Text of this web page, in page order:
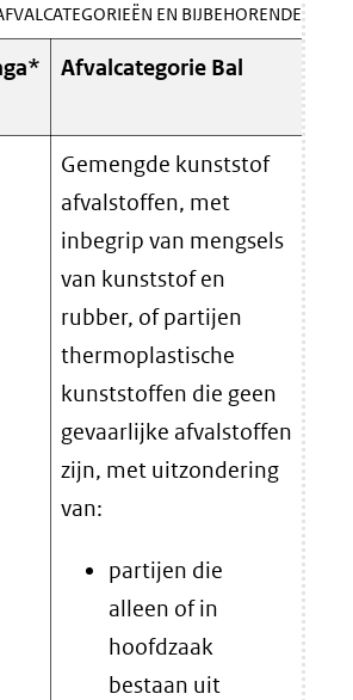
EN BIJBEHORENDE
Afvalcategorie Bal
Gemengde kunststof
afvalstoffen, met
inbegrip van mengsels
van kunststof en
rubber, of partijen
thermoplastische
kunststoffen die geen
gevaarlijke afvalstoffen
zijn, met uitzondering
van:
partijen die
alleen of in
hoofdzaak
bestaan uit